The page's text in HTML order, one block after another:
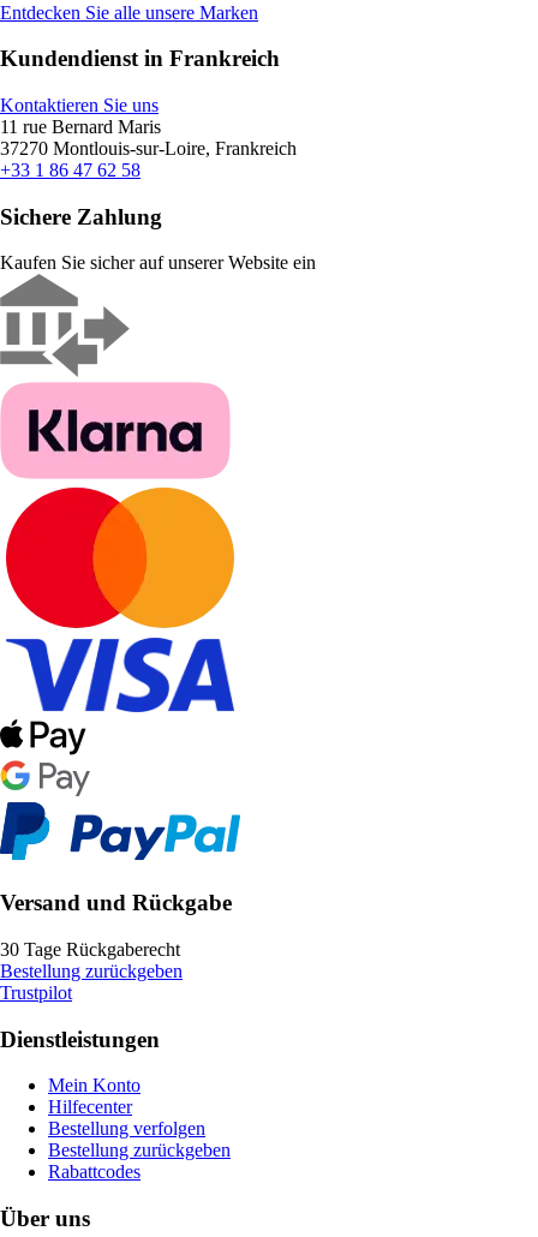
Entdecken Sie alle unsere Marken
Kundendienst in Frankreich
Kontaktieren Sie uns
11 rue Bernard Maris
37270 Montlouis-sur-Loire, Frankreich
+33 1 86 47 62 58
Sichere Zahlung
Kaufen Sie sicher auf unserer Website ein
Versand und Rückgabe
30 Tage Rückgaberecht
Bestellung zurückgeben
Trustpilot
Dienstleistungen
Mein Konto
Hilfecenter
Bestellung verfolgen
Bestellung zurückgeben
Rabattcodes
Über uns